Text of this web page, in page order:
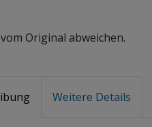
Original abweichen.
Weitere Details